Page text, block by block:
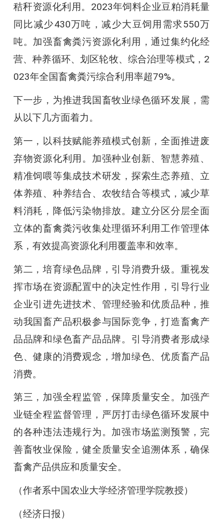
秸秆资源化利用。2023年饲料企业豆粕消耗量
同比减少430万吨，减少大豆饲用需求550万
吨。加强畜禽粪污资源化利用，通过集约化经
营、种养循环、划区轮牧、综合治理等模式，2
023年全国畜禽粪污综合利用率超79%。
下一步，为推进我国畜牧业绿色循环发展，需
从以下几方面着力。
第一，以科技赋能养殖模式创新，全面推进废
弃物资源化利用。加强种业创新、智慧养殖、
精准饲喂等集成技术研发，探索生态养殖、立
体养殖、种养结合、农牧结合等模式，减少草
料消耗，降低污染物排放。建立分区分层全面
立体的畜禽粪污收集处理循环利用工作管理体
系，有效提高资源化利用覆盖率和效率。
第二，培育绿色品牌，引导消费升级。重视发
挥市场在资源配置中的决定性作用，引导行业
企业引进先进技术、管理经验和优质品种，推
动我国畜产品积极参与国际竞争，打造畜禽产
品品牌和绿色畜产品品牌。引导消费者形成绿
色、健康的消费观念，增加绿色、优质畜产品
消费。
第三，加强全程监管，保障质量安全。加强产
业链全程监督管理，严厉打击绿色循环发展中
的各种违法违规行为。加强市场监测预警，完
善畜牧业保险，健全质量安全追溯体系，确保
畜禽产品供应和质量安全。
（作者系中国农业大学经济管理学院教授）
（经济日报）